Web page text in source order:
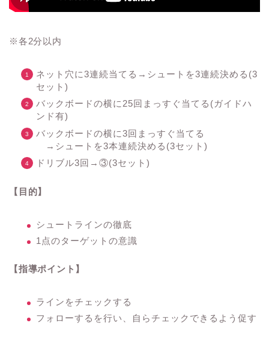
※各2分以内
ネット穴に3連続当てる→シュートを3連続決める(3
セット)
バックボードの横に25回まっすぐ当てる(ガイドハ
ンド有)
バックボードの横に3回まっすぐ当てる
→シュートを3本連続決める(3セット)
ドリブル3回→③(3セット)
【目的】
シュートラインの徹底
1点のターゲットの意識
【指導ポイント】
ラインをチェックする
フォローするを行い、自らチェックできるよう促す